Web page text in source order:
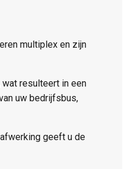
multiplex en zijn
resulteert in een
uw bedrijfsbus,
geeft u de